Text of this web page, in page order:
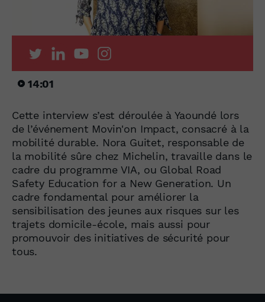
14:01
Cette interview s’est déroulée à Yaoundé lors
de l’événement Movin'on Impact, consacré à la
mobilité durable. Nora Guitet, responsable de
la mobilité sûre chez Michelin, travaille dans le
cadre du programme VIA, ou Global Road
Safety Education for a New Generation. Un
cadre fondamental pour améliorer la
sensibilisation des jeunes aux risques sur les
trajets domicile-école, mais aussi pour
promouvoir des initiatives de sécurité pour
tous.